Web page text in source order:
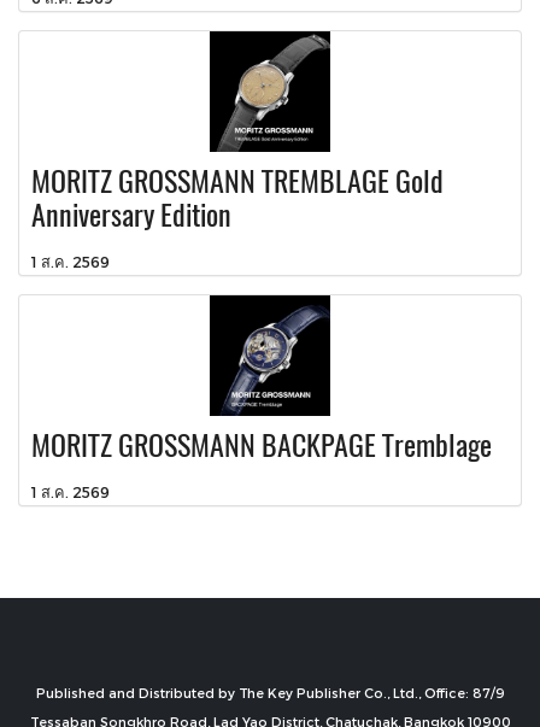
MORITZ GROSSMANN TREMBLAGE Gold
Anniversary Edition
1 ส.ค. 2569
MORITZ GROSSMANN BACKPAGE Tremblage
1 ส.ค. 2569
Published and Distributed by The Key Publisher Co., Ltd., Office: 87/9
Tessaban Songkhro Road, Lad Yao District, Chatuchak, Bangkok 10900